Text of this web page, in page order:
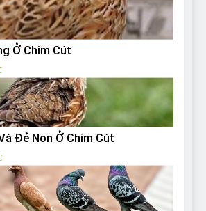
Ở Chim Cút
Đẻ Non Ở Chim Cút